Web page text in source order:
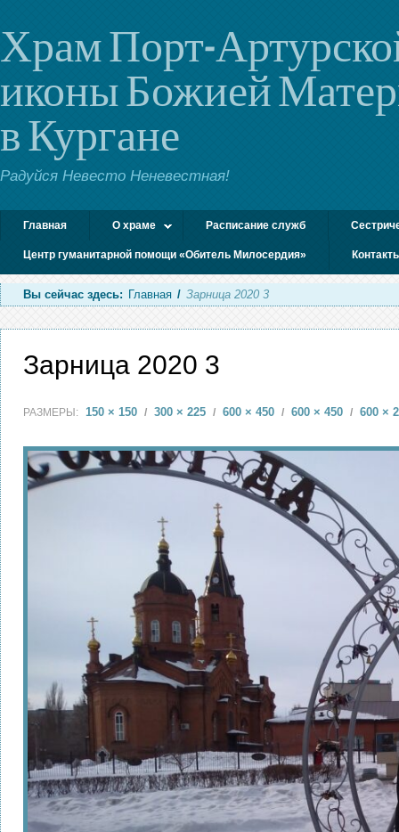
Храм Порт-
иконы Божией
в Кургане
Радуйся Невесто Неневестная!
Главная О храме Расписание служб
Центр гуманитарной помощи «Обитель Милосердия»
Вы сейчас здесь: Главная / Зарница 2020 3
Зарница 2020 3
РАЗМЕРЫ: 150 × 150 / 300 × 225 / 600 × 450 / 600 × 450 / 600 ×